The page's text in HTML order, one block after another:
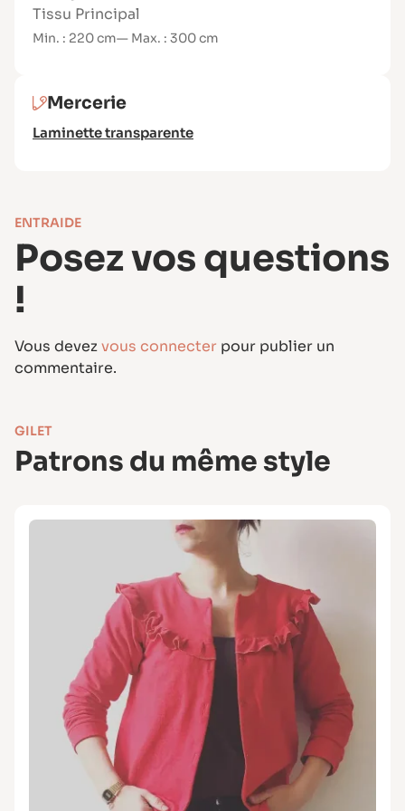
client
Niveau de couture
La diversité des options demande de la
rigueur, mais chaque étape est expliquée
clairement, avec un accompagnement visuel.
Tissu Principal
Min. : 220 cm— Max. : 300 cm
Mercerie
Laminette transparente
ENTRAIDE
Posez vos questions
!
Vous devezvous connecter pour publier un
commentaire.
GILET
Patrons du même style